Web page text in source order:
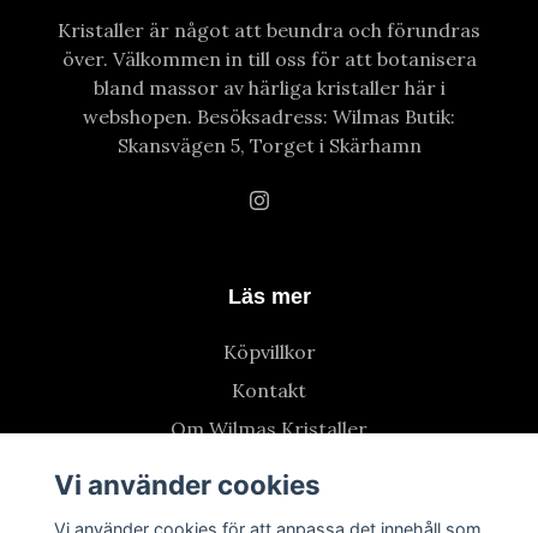
Kristaller är något att beundra och förundras
över. Välkommen in till oss för att botanisera
bland massor av härliga kristaller här i
webshopen. Besöksadress: Wilmas Butik:
Skansvägen 5, Torget i Skärhamn
Läs mer
Köpvillkor
Kontakt
Om Wilmas Kristaller
Vi använder cookies
Vi använder cookies för att anpassa det innehåll som